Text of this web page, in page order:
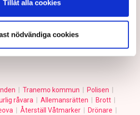
Tillåt alla cookies
nödvändiga cookies
till exempel fröspridningen är
att utredas och lagföras, en del i
för att dokumentera och säkra
Mann.
Tranemo kommun
Polisen
råvara
Allemansrätten
Brott
Återställ Våtmarker
Drönare